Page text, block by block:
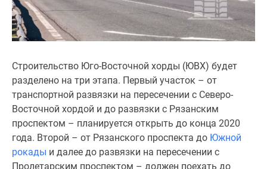
Студии
комнатные
комнатные
комнатные
Квартиры
карте
Ипотечный
калькулятор
Строительство Юго-Восточной хорды (ЮВХ) будет
разделено на три этапа. Первый участок – от
транспортной развязки на пересечении с Северо-
Восточной хордой и до развязки с Рязанским
проспектом – планируется открыть до конца 2020
года. Второй – от Рязанского проспекта до Южной
рокады и далее до развязки на пересечении с
Пролетарским проспектом – должен поехать до